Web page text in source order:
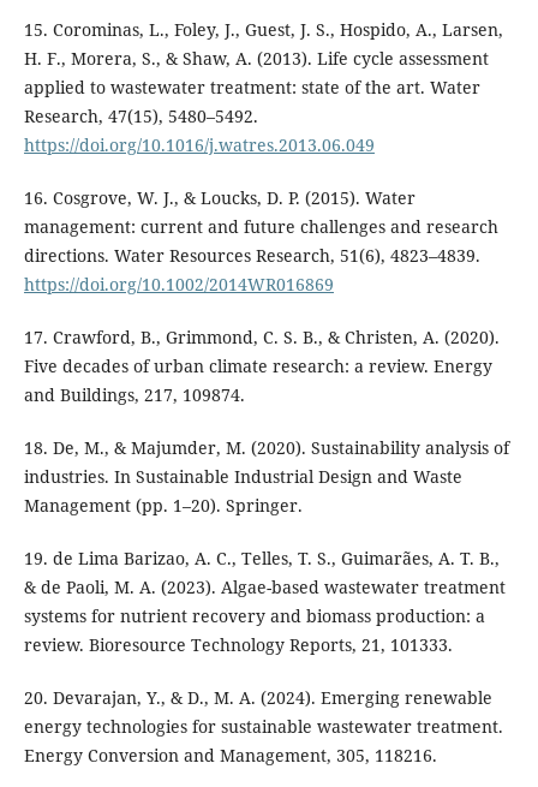
15. Corominas, L., Foley, J., Guest, J. S., Hospido, A., Larsen,
H. F., Morera, S., & Shaw, A. (2013). Life cycle assessment
applied to wastewater treatment: state of the art. Water
Research, 47(15), 5480–5492.
https://doi.org/10.1016/j.watres.2013.06.049
16. Cosgrove, W. J., & Loucks, D. P. (2015). Water
management: current and future challenges and research
directions. Water Resources Research, 51(6), 4823–4839.
https://doi.org/10.1002/2014WR016869
17. Crawford, B., Grimmond, C. S. B., & Christen, A. (2020).
Five decades of urban climate research: a review. Energy
and Buildings, 217, 109874.
18. De, M., & Majumder, M. (2020). Sustainability analysis of
industries. In Sustainable Industrial Design and Waste
Management (pp. 1–20). Springer.
19. de Lima Barizao, A. C., Telles, T. S., Guimarães, A. T. B.,
& de Paoli, M. A. (2023). Algae-based wastewater treatment
systems for nutrient recovery and biomass production: a
review. Bioresource Technology Reports, 21, 101333.
20. Devarajan, Y., & D., M. A. (2024). Emerging renewable
energy technologies for sustainable wastewater treatment.
Energy Conversion and Management, 305, 118216.